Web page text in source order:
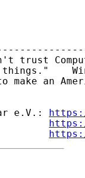
make an
e.V.: